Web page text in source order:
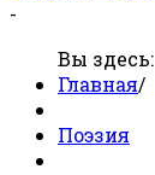
-
Вы здесь:
Главная/
Поэзия